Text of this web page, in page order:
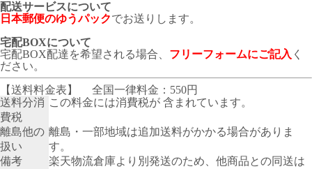
配送サービスについて
日本郵便のゆうパックでお送りします。
宅配BOXについて
宅配BOX配達を希望される場合、 フリーフォームにご記入 く
ださい。
【送料料金表】
全国一律料金：550円
送料分消
費税
この料金には消費税が 含まれています。
離島他の
扱い
離島・一部地域は追加送料がかかる場合がありま
す。
備考
楽天物流倉庫より別発送のため、他商品との同送は